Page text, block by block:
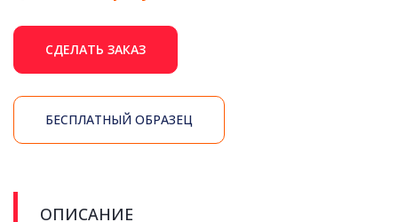
СДЕЛАТЬ ЗАКАЗ
БЕСПЛАТНЫЙ ОБРАЗЕЦ
ОПИСАНИЕ